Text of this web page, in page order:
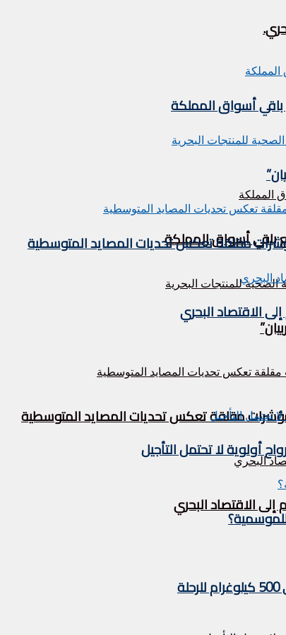
باقي أسواق المملكة
الاقتصاد البحري
أسواق المملكة
الاقتصاد البحري
أولوية لا تحتمل التأجيل